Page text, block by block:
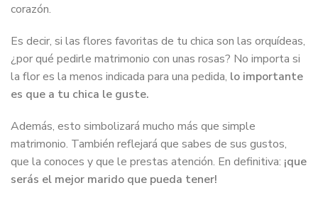
corazón.
Es decir, si las flores favoritas de tu chica son las orquídeas,
¿por qué pedirle matrimonio con unas rosas? No importa si
la flor es la menos indicada para una pedida, lo importante
es que a tu chica le guste.
Además, esto simbolizará mucho más que simple
matrimonio. También reflejará que sabes de sus gustos,
que la conoces y que le prestas atención. En definitiva: ¡que
serás el mejor marido que pueda tener!